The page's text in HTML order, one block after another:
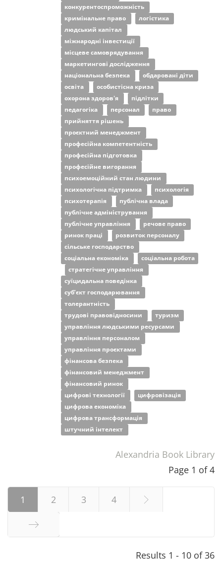
конкурентоспроможність
кримінальне право
логістика
людський капітал
міжнародні інвестиції
місцеве самоврядування
маркетингові дослідження
національна безпека
обдаровані діти
освіта
особистісна криза
охорона здоров'я
підлітки
педагогіка
персонал
право
прийняття рішень
проєктний менеджмент
професійна компетентність
професійна підготовка
професійне вигорання
психоемоційний стан людини
психологічна підтримка
психологія
психотерапія
публічна влада
публічне адміністрування
публічне управління
речове право
ринок праці
розвиток персоналу
сільське господарство
соціальна економіка
соціальна робота
стратегічне управління
суїцидальна поведінка
суб’єкт господарювання
толерантність
трудові правовідносини
туризм
управління людськими ресурсами
управління персоналом
управління проєктами
фінансова безпека
фінансовий менеджмент
фінансовий ринок
цифрові технології
цифровізація
цифрова економіка
цифрова трансформація
штучний інтелект
Alexandria Book Library
Page 1 of 4
1 2 3 4
Results 1 - 10 of 36